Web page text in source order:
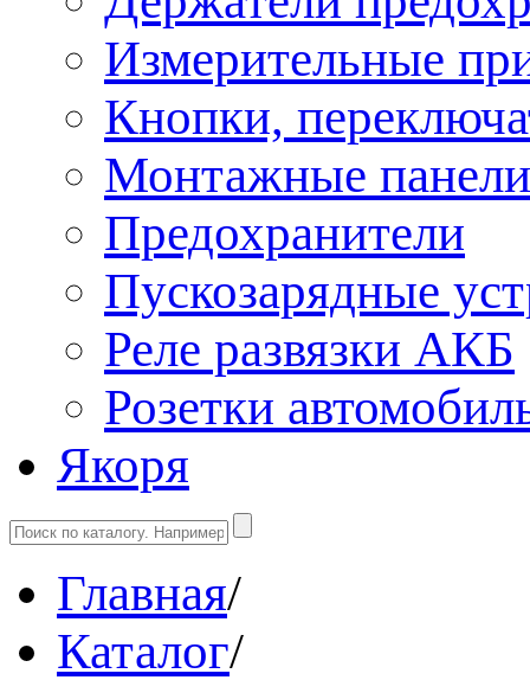
Измерительные
Кнопки,
Монтажные панели
Предохранители
Пускозарядные
Реле развязки АКБ
Розетки
Якоря
Главная/
Каталог/